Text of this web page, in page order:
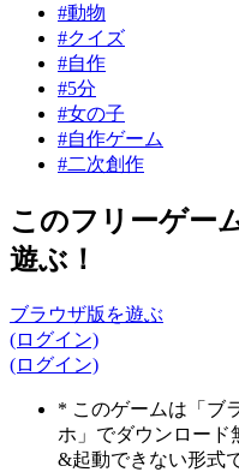
#動物
#クイズ
#自作
#5分
#女の子
#自作ゲーム
#二次創作
このフリーゲー
遊ぶ！
ブラウザ版を遊ぶ
(ログイン)
(ログイン)
* このゲームは「ブ
ホ」でダウンロード
&起動できない形式